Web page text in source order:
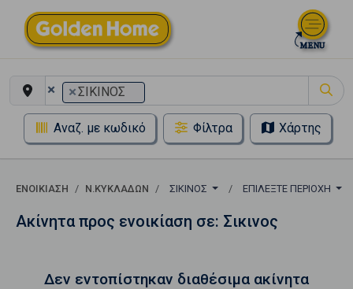
× ×ΣΙΚΙΝΟΣ
Αναζ. με κωδικό Φίλτρα Χάρτης
ΕΝΟΙΚΊΑΣΗ Ν.ΚΥΚΛΑΔΩΝ ΣΙΚΙΝΟΣ ΕΠΙΛΈΞΤΕ ΠΕΡΙΟΧΉ
Ακίνητα προς ενοικίαση σε: Σικινος
Δεν εντοπίστηκαν διαθέσιμα ακίνητα